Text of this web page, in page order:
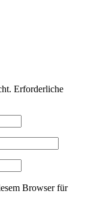
Erforderliche
Browser für